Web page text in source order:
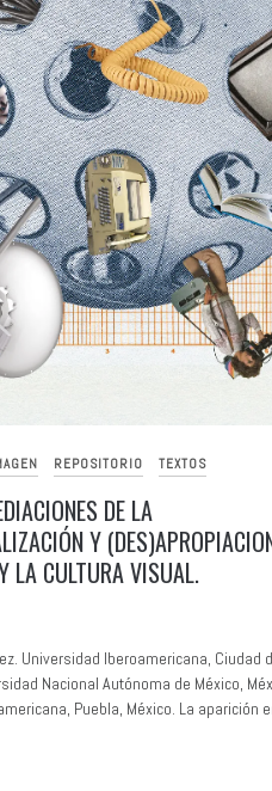
REPOSITORIO TEXTOS
DE LA
Y
LA CULTURA VISUAL.
Universidad Iberoamericana, Ciudad
Nacional Autónoma de México,
Puebla, México. La aparición